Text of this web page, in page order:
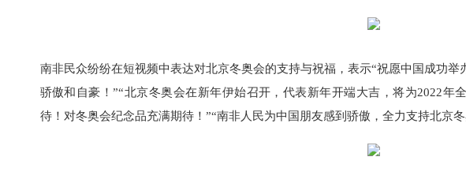
南非民众纷纷在短视频中表达对北京冬奥会的支持与祝福，表示“祝愿中国成功
骄傲和自豪！”“北京冬奥会在新年伊始召开，代表新年开端大吉，将为2022年
待！对冬奥会纪念品充满期待！”“南非人民为中国朋友感到骄傲，全力支持北京冬